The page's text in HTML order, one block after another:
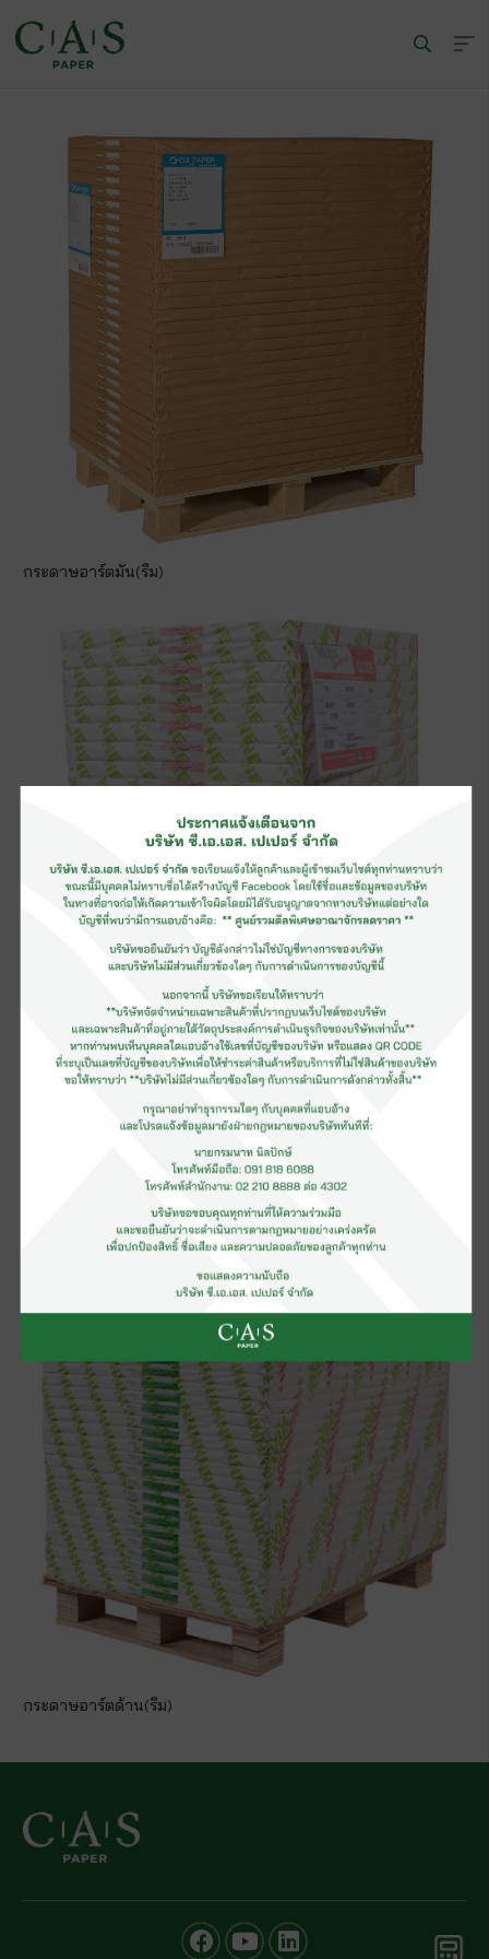
กระดาษอาร์ตมัน(รีม)
กระดาษอาร์ตมัน (รีม)
กระดาษอาร์ตด้าน(รีม)